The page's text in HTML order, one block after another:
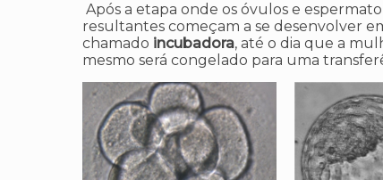
Após a etapa onde os óvulos e
resultantes começam a se desenvolver
chamado incubadora, até o dia que a
mesmo será congelado para uma